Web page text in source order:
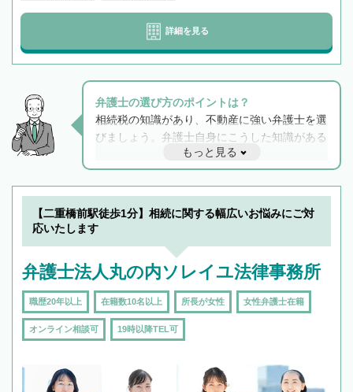
詳細を見る
弁護士の選び方のポイントは？
相続税の知識があり、不動産に強い弁護士を選
びましょう。弁護士自身にこうした知識がある
と他士業との連携もスムーズに進み、トラブル
解決のみならず相続をトータルで任せることが
できます。また、相続は感情がからむ分野なの
でフィーリングも重要です。実際に電話や面談
で複数の弁護士と会話をしてウマが合う方に依
もっと見る
【二重橋前駅徒歩1分】相続に関する幅広いお悩みにご対
応いたします
弁護士法人丸の内ソレイユ法律事務所
職歴20年以上 在籍数10名以上 所長が女性 女性弁護士在籍
オンライン相談可 19時以降TEL可